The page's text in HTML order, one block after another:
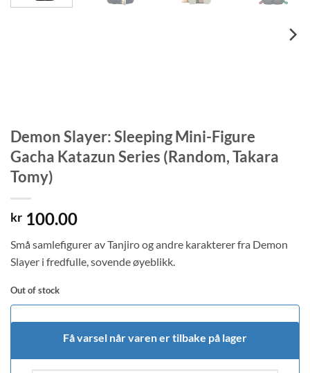
Demon Slayer: Sleeping Mini-Figure
Gacha Katazun Series (Random, Takara
Tomy)
kr 100.00
Små samlefigurer av Tanjiro og andre karakterer fra Demon
Slayer i fredfulle, sovende øyeblikk.
Out of stock
Få varsel når varen er tilbake på lager